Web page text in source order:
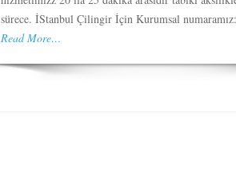
sürece. İStanbul Çilingir İçin Kurumsal
Read More…